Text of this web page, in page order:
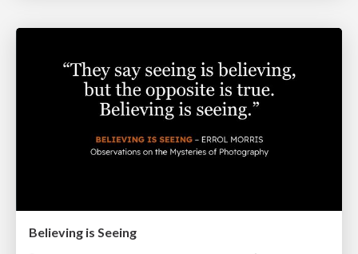
Believing is Seeing